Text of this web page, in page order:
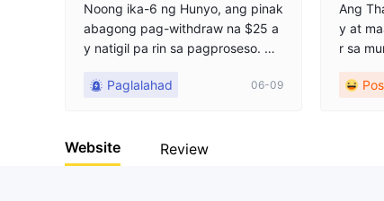
Noong ika-6 ng Hunyo, ang pinak
abagong pag-withdraw na $25 a
y natigil pa rin sa pagproseso. No
g-withdraw ang tinanggihan nang
amang ang matagumpay.
Paglalahad 06-09
Ang
y at
r sa
ng
Website Review